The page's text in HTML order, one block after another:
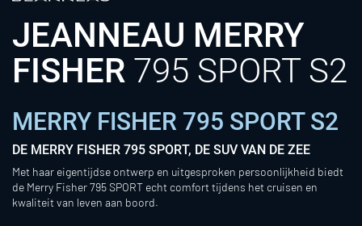
JEANNEAU MERRY
FISHER 795 SPORT S2
MERRY FISHER 795 SPORT S2
DE MERRY FISHER 795 SPORT, DE SUV VAN DE ZEE
Met haar eigentijdse ontwerp en uitgesproken persoonlijkheid biedt
de Merry Fisher 795 SPORT echt comfort tijdens het cruisen en
kwaliteit van leven aan boord.